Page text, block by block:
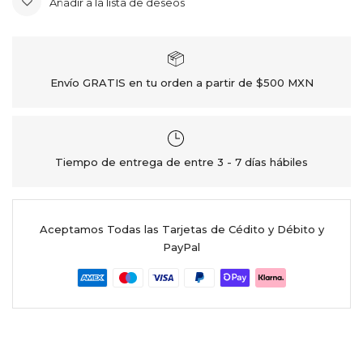
Envío GRATIS en tu orden a partir de $500 MXN
Tiempo de entrega de entre 3 - 7 días hábiles
Aceptamos Todas las Tarjetas de Cédito y Débito y
PayPal